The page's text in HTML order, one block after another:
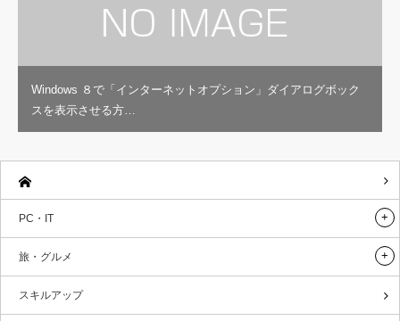
Windows ８で「インターネットオプション」ダイアログボック
スを表示させる方…
PC・IT
旅・グルメ
スキルアップ